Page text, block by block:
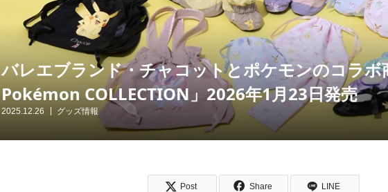
バレエブランド・チャコットとポケモンのコラ
Pokémon COLLECTION」2026年1月23日発売
2025.12.26 グッズ情報
Post Share LINE